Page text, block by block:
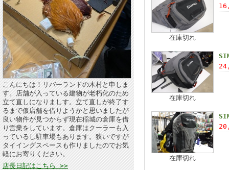
こんにちは！リバーランドの木村と申しま
す。店舗が入っている建物が老朽化のため
立て直しになりましす。立て直しが終了す
るまで仮店舗を借りようかと思いましたが
良い物件が見つからず現在稲城の倉庫を借
り営業をしています。倉庫はクーラーも入
っているし駐車場もあります。狭いですが
タイイングスペースも作りましたのでお気
軽にお寄りください。
店長日記はこちら >>
在庫切れ
在庫切れ
在庫切れ